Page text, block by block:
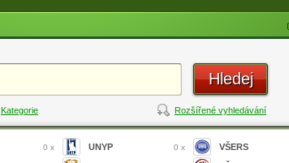
Hledej
Kategorie Rozšířené vyhledávání
0 x UNYP 0 x VŠERS